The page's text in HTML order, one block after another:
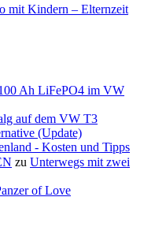
mit Kindern – Elternzeit
Ah LiFePO4 im VW
auf dem VW T3
(Update)
- Kosten und Tipps
zu Unterwegs mit zwei
of Love